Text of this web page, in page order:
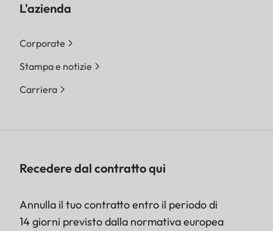
L'azienda
Corporate
Stampa e notizie
Carriera
Recedere dal contratto qui
Annulla il tuo contratto entro il periodo di
14 giorni previsto dalla normativa europea